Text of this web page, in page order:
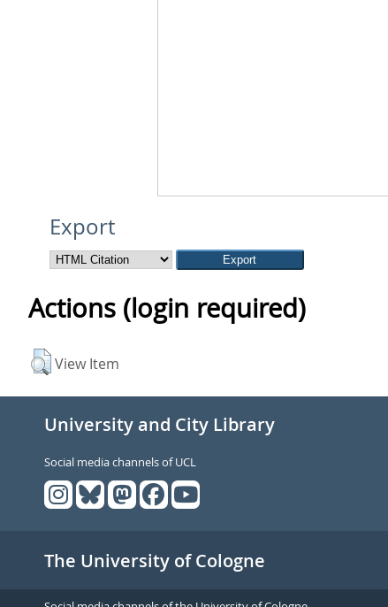
Export
Actions (login required)
View Item
University and City Library
Social media channels of UCL
The University of Cologne